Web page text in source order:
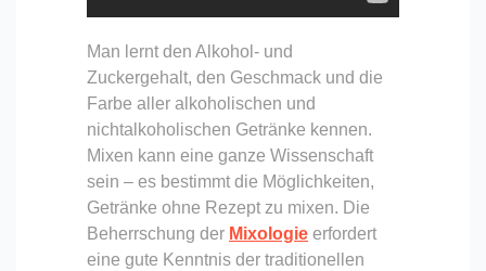
Man lernt den Alkohol- und
Zuckergehalt, den Geschmack und die
Farbe aller alkoholischen und
nichtalkoholischen Getränke kennen.
Mixen kann eine ganze Wissenschaft
sein – es bestimmt die Möglichkeiten,
Getränke ohne Rezept zu mixen. Die
Beherrschung der Mixologie erfordert
eine gute Kenntnis der traditionellen